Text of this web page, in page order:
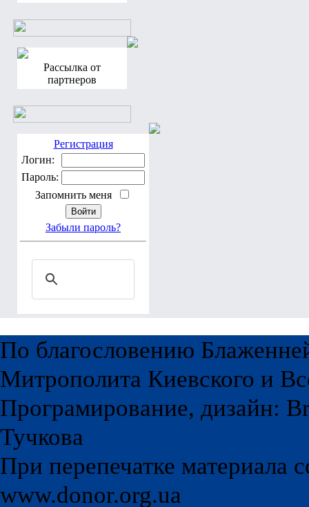
Рассылка от
партнеров
Регистрация
Логин:
Пароль:
Запомнить меня
Забыли пароль?
По благословению
Митрополита Киевского и
Програмирование, дизайн:
Тучкова
При перепечатке материала
www.donor.org.ua